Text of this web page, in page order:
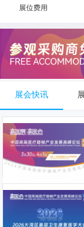
展位费用
展会快讯